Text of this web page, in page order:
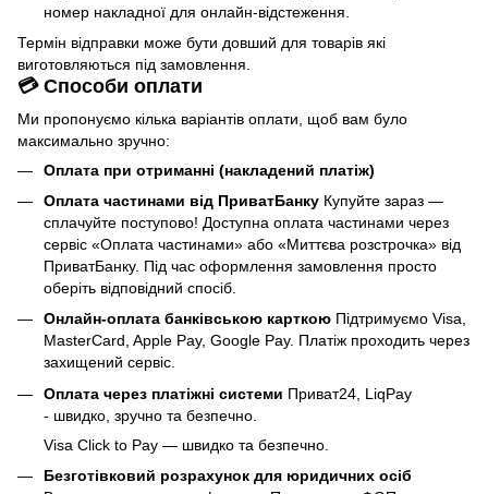
номер накладної для онлайн-відстеження.
Термін відправки може бути довший для товарів які
виготовляються під замовлення.
💳 Способи оплати
Ми пропонуємо кілька варіантів оплати, щоб вам було
максимально зручно:
Оплата при отриманні (накладений платіж)
Оплата частинами від ПриватБанку Купуйте зараз —
сплачуйте поступово! Доступна оплата частинами через
сервіс «Оплата частинами» або «Миттєва розстрочка» від
ПриватБанку. Під час оформлення замовлення просто
оберіть відповідний спосіб.
Онлайн-оплата банківською карткою Підтримуємо Visa,
MasterCard, Apple Pay, Google Pay. Платіж проходить через
захищений сервіс.
Оплата через платіжні системи Приват24, LiqPay
- швидко, зручно та безпечно.
Visa Click to Pay — швидко та безпечно.
Безготівковий розрахунок для юридичних осіб